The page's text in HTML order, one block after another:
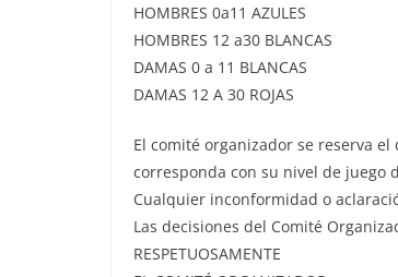
HOMBRES 0a11 AZULES
HOMBRES 12 a30 BLANCAS
DAMAS 0 a 11 BLANCAS
DAMAS 12 A 30 ROJAS
El comité organizador se reserva
corresponda con su nivel de juego
Cualquier inconformidad o
Las decisiones del Comité
RESPETUOSAMENTE